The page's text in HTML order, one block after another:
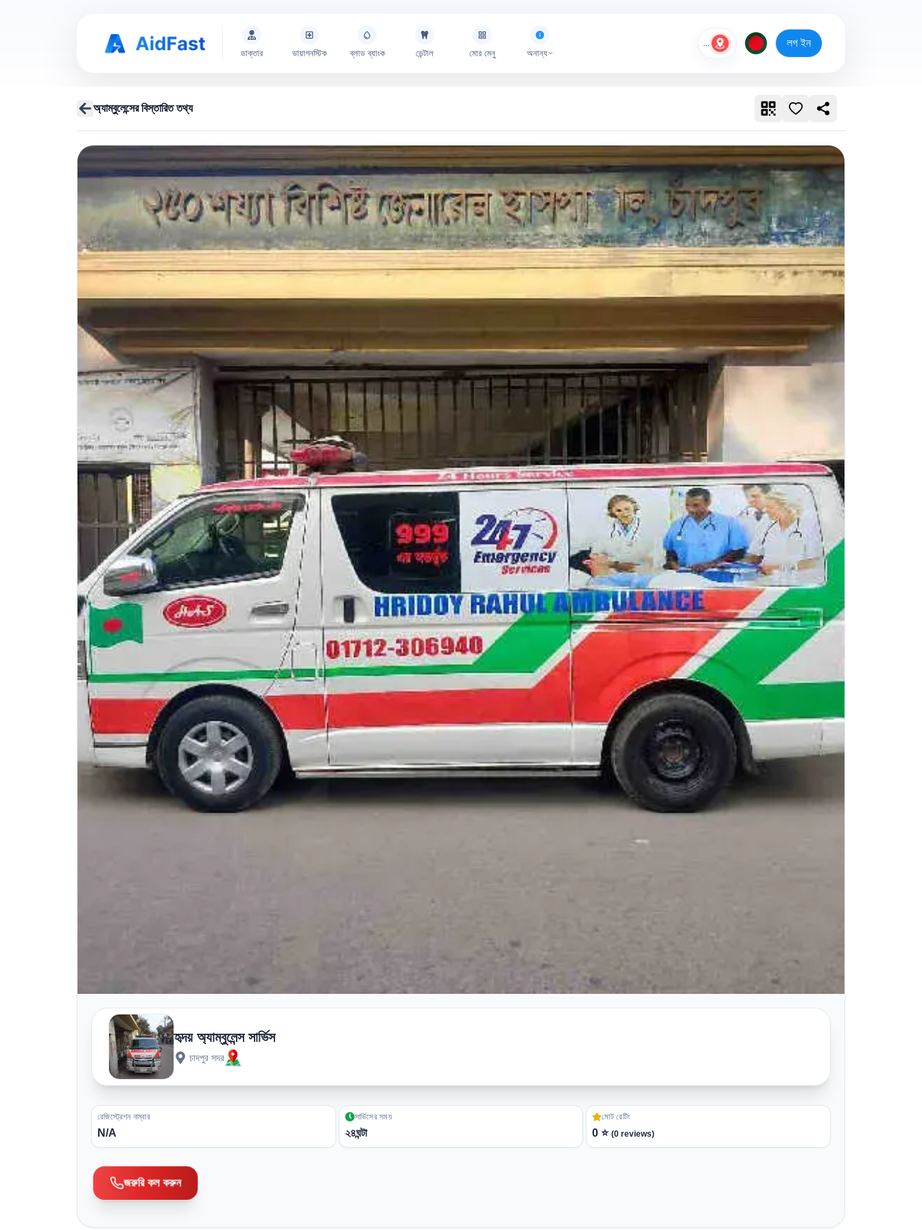
ডাক্তার ডায়াগনস্টিক ব্লাড ব্যাংক ডেন্টাল মোর মেনু অনান্য
লগ ইন
অ্যাম্বুলেন্সের বিস্তারিত তথ্য
হৃদয় অ্যাম্বুলেন্স সার্ভিস
চাদপুর সদর
রেজিস্ট্রেশন নাম্বার
N/A
সার্ভিসের সময়
২৪ঘন্টা
মোট রেটিং
0 ⭐(0 reviews)
জরুরি কল করুন